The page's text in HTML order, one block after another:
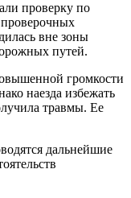
проверку по
вне зоны
путей.
громкости
наезда избежать
травмы. Ее
дальнейшие